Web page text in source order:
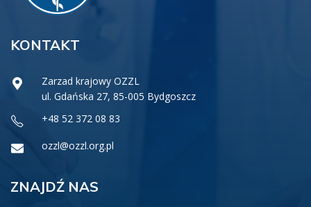
KONTAKT
Zarzad krajowy OZZL
ul. Gdańska 27, 85-005 Bydgoszcz
+48 52 372 08 83
ozzl@ozzl.org.pl
ZNAJDŹ NAS